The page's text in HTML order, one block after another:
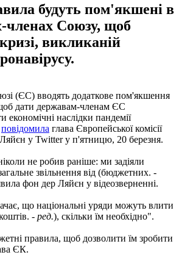
будуть пом'якшені в
членах Союзу, щоб
викликаній
(ЄС) вводять додаткове пом'якшення
дати державам-членам ЄС
економічні наслідки пандемії
повідомила глава Європейської комісії
у Twitter у п'ятницю, 20 березня.
не робив раніше: ми задіяли
звільнення від (бюджетних. -
фон дер Ляйєн у відеозверненні.
що національні уряди можуть влити
- ред.), скільки їм необхідно".
правила, щоб дозволити їм зробити
ЄК.